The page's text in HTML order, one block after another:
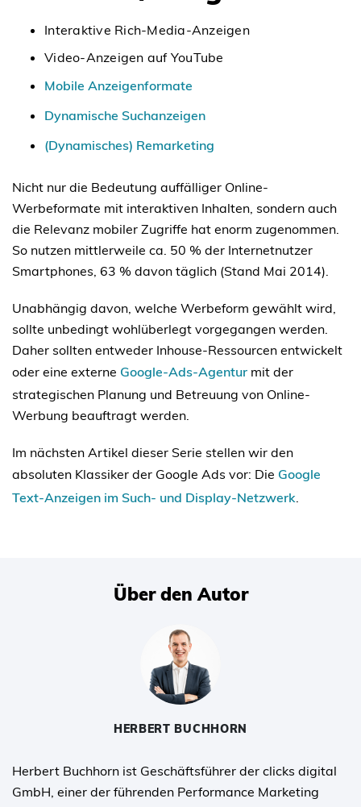
Interaktive Rich-Media-Anzeigen
Video-Anzeigen auf YouTube
Mobile Anzeigenformate
Dynamische Suchanzeigen
(Dynamisches) Remarketing
Nicht nur die Bedeutung auffälliger Online-
Werbeformate mit interaktiven Inhalten, sondern auch
die Relevanz mobiler Zugriffe hat enorm zugenommen.
So nutzen mittlerweile ca. 50 % der Internetnutzer
Smartphones, 63 % davon täglich (Stand Mai 2014).
Unabhängig davon, welche Werbeform gewählt wird,
sollte unbedingt wohlüberlegt vorgegangen werden.
Daher sollten entweder Inhouse-Ressourcen entwickelt
oder eine externe Google-Ads-Agentur mit der
strategischen Planung und Betreuung von Online-
Werbung beauftragt werden.
Im nächsten Artikel dieser Serie stellen wir den
absoluten Klassiker der Google Ads vor: Die Google
Text-Anzeigen im Such- und Display-Netzwerk
Über den Autor
HERBERT BUCHHORN
Herbert Buchhorn ist Geschäftsführer der clicks digital
GmbH, einer der führenden Performance Marketing